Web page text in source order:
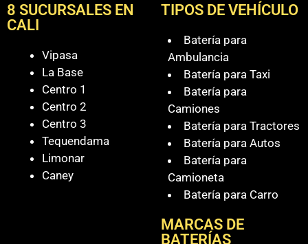
8 SUCURSALES EN
CALI
Vipasa
La Base
Centro 1
Centro 2
Centro 3
Tequendama
Limonar
Caney
TIPOS DE VEHÍCULO
Batería para
Ambulancia
Batería para Taxi
Batería para
Camiones
Batería para Tractores
Batería para Autos
Batería para
Camioneta
Batería para Carro
MARCAS DE
BATERÍAS